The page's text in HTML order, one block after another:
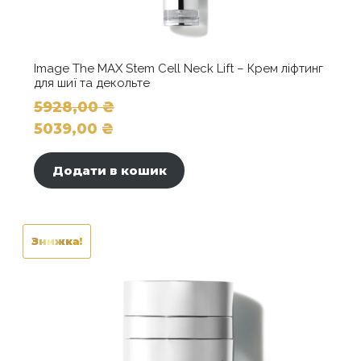
Image The MAX Stem Cell Neck Lift – Крем ліфтинг
для шиї та декольте
5928,00₴
Оригінальна
5928,00 ₴.
5039,00 ₴
ціна:
5039,00 ₴.
Додати в кошик
Знижка!